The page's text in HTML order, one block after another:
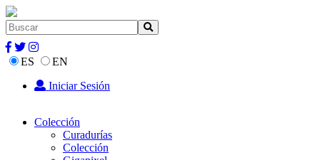
ES
EN
Iniciar Sesión
Colección
Curadurías
Colección